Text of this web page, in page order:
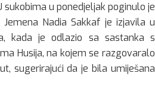
sukobima u ponedjeljak poginulo je
Nadia Sakkaf je izjavila u
kada je odlazio sa sastanka s
Husija, na kojem se razgovaralo
sugerirajući da je bila umiješana